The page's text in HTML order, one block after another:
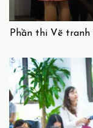
Phần thi Vẽ tranh